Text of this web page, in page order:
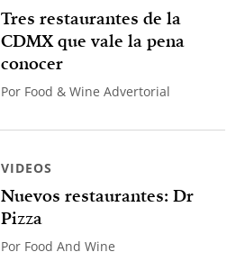
Tres restaurantes de la
CDMX que vale la pena
conocer
Por Food & Wine Advertorial
VIDEOS
Nuevos restaurantes: Dr
Pizza
Por Food And Wine